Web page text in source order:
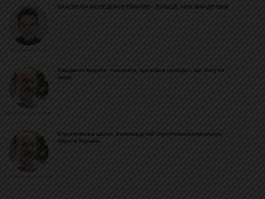
Богдан Козійчук
ERAZMUS+ МОЛОДІЖНІ ОБМІНИ – БІЛЬШЕ, НІЖ МАНДРІВКИ
Михайло Цимбалюк
Завдання ворога - показати, що війна «всюди», що тилу не
існує
Михайло Цимбалюк
Стрілянина в школі, безпека дітей і проблема нелегальної
зброї в Україні